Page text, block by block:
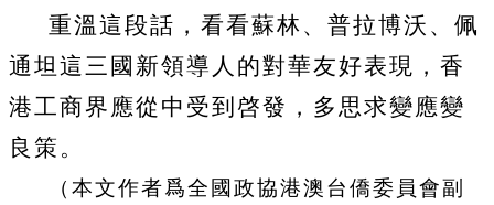
重溫這段話，看看蘇林、普拉博沃、佩
通坦這三國新領導人的對華友好表現，香
港工商界應從中受到啓發，多思求變應變
良策。
（本文作者爲全國政協港澳台僑委員會副